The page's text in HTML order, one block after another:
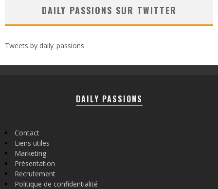
DAILY PASSIONS SUR TWITTER
Tweets by daily_passions
DAILY PASSIONS
Contact
Liens utiles
Marketing
Présentation
Recrutement
Politique de confidentialité